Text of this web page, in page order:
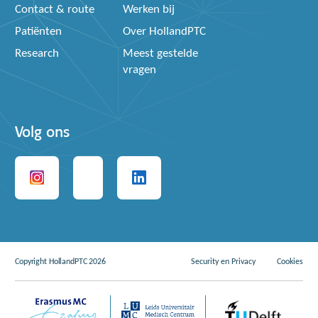
Contact & route
Werken bij
Patiënten
Over HollandPTC
Research
Meest gestelde
vragen
Volg ons
Copyright HollandPTC 2026 Security en Privacy Cookies